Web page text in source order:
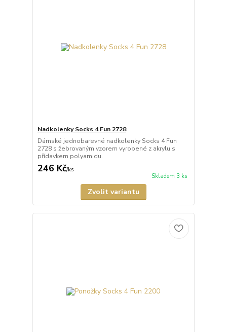
Nadkolenky Socks 4 Fun 2728
Dámské jednobarevné nadkolenky Socks 4 Fun
2728 s žebrovaným vzorem vyrobené z akrylu s
přídavkem polyamidu.
246 Kč/ks
Skladem 3 ks
Zvolit variantu